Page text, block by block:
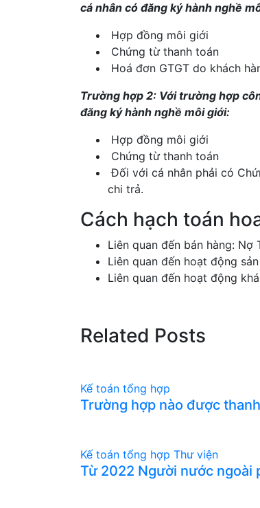
cá nhân có đăng ký hành nghề
Hợp đồng môi giới
Chứng từ thanh toán
Hoá đơn GTGT do khách
Trường hợp 2: Với trường hợp
đăng ký hành nghề môi giới:
Hợp đồng môi giới
Chứng từ thanh toán
Đối với cá nhân phải có
chi trả.
Cách hạch toán
Liên quan đến bán hàng: Nợ
Liên quan đến hoạt động sản
Liên quan đến hoạt động
Related Posts
Kế toán tổng hợp
Trường hợp nào được
Kế toán tổng hợp Thư viện
Từ 2022 Người nước ngoài